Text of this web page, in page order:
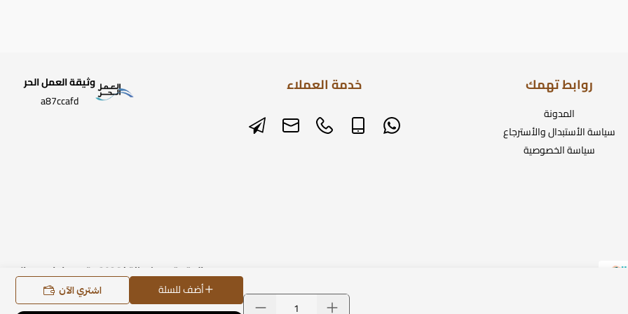
أضف للسلة اشتري الآن
روابط تهمك
المدونة
سياسة الأستبدال والأسترجاع
سياسة الخصوصية
خدمة العملاء
وثيقة العمل الحر
a87ccafd
الحقوق محفوظة | 2026 متجر ساعات رومانس